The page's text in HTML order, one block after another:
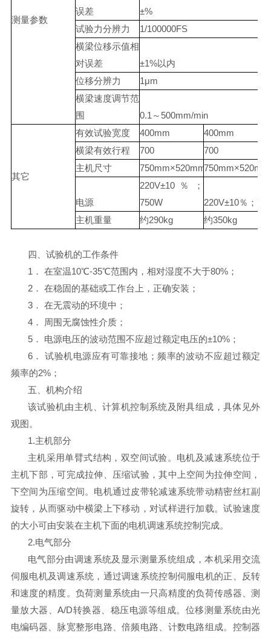
测量参数
误差
±%
试验力分辨力
1/100000FS
横梁位移示值相
对误差
±1%以内
位移分辨力
1μm
横梁速度调节范
围
0.1～500mm/min
其它
有效试验宽度 400mm
400mm
横梁有效行程
700
700
主机尺寸
750mm×520mm×1740mm
电源
220V±10％；
750W
220V±10％；
主机重量
约290kg 约350kg
四、试验机的工作条件
1． 在室温10℃-35℃范围内，相对湿度不大于80%；
2． 在稳固的基础或工作台上，正确安装；
3． 在无震动的环境中；
4． 周围无腐蚀性介质；
5． 电源电压的波动范围不应超过额定电压的±10%；
6． 试验机电源应有可靠接地；频率的波动不应超过额定
频率的2%；
五、机构介绍
该试验机由主机、计算机控制系统及附具组成，具体见外
观图。
1.主机部分
主机采用单臂式结构，双空间试验。电机及减速系统位于
主机下部，可完成拉伸、压缩试验，其中上空间为拉伸空间，
下空间为压缩空间。电机通过皮带轮减速系统带动精密丝杠副
旋转，从而驱动中横梁上下移动，对试样进行加载。试验速度
的大小可由安装在主机下面的电机调速系统控制完成。
2.电气部分
电气部分由调速系统及显示测量系统组成，本机采用交流
伺服电机及调速系统，通过调速系统控制伺服电机的正、反转
和速度的精度。负荷测量系统由一只高精度的负荷传感器、测
量放大器、A/D转换器、稳压电源等组成。位移测量系统由光
电编码器、脉宽整形电路、倍频电路、计数电路组成。控制器